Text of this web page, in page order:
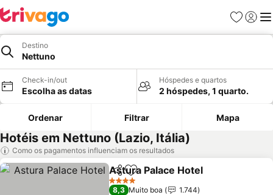
Favoritos
Iniciar
Destino
Nettuno
Check-in/out
Escolha as datas
Hóspedes e quartos
2 hóspedes, 1 quarto.
Ordenar Filtrar Mapa
Hotéis em Nettuno (Lazio, Itália)
Como os pagamentos influenciam os resultados
PartilharAdicionar aos favoritos
Astura Palace Hotel
4 Estrelas
8,3 Muito boa
1.744